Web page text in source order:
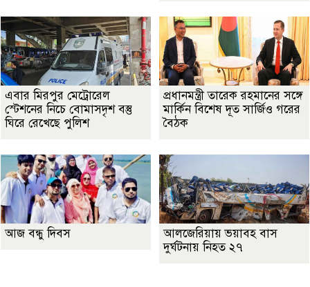
এবার মিরপুর মেট্রোরেল
স্টেশনের নিচে বোমাসদৃশ বস্তু
ঘিরে রেখেছে পুলিশ
প্রধানমন্ত্রী তারেক রহমানের সঙ্গে
মার্কিন বিশেষ দূত সার্জিও গরের
বৈঠক
আজ বন্ধু দিবস
আলজেরিয়ায় ভয়াবহ বাস
দুর্ঘটনায় নিহত ২৭